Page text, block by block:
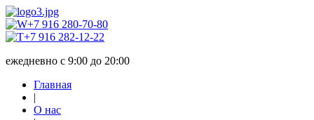
+7 916 280-70-80
+7 916 282-12-22
ежедневно с 9:00 до 20:00
Главная
|
О нас